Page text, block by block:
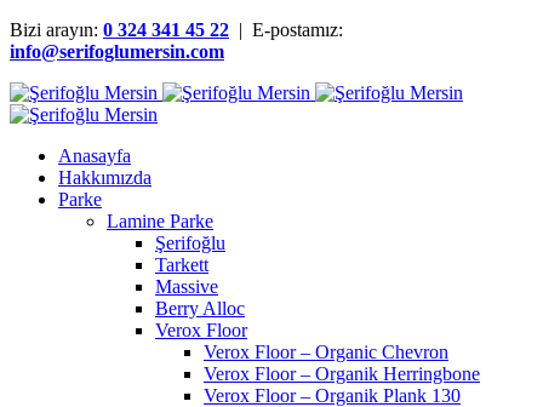
Bizi arayın: 0 324 341 45 22 | E-postamız:
info@serifoglumersin.com
Anasayfa
Hakkımızda
Parke
Lamine Parke
Şerifoğlu
Tarkett
Massive
Berry Alloc
Verox Floor
Verox Floor – Organic Chevron
Verox Floor – Organik Herringbone
Verox Floor – Organik Plank 130